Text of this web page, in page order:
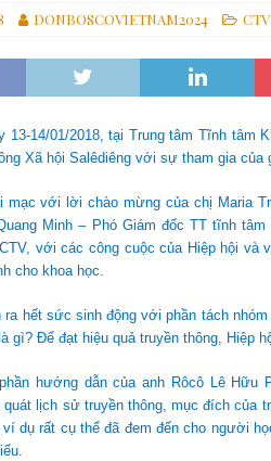
dựng một thế giới hài hòa hơn GIÁO HỘI
các linh mục tử đạo tại Monte Sole TIN
Gợi Ý Của Cha Bề Trên Cả Về Việc
DONBOSCOVIETNAM2024
13-14/01/2018, tại Trung tâm Tĩnh tâm
Xã hội Salêdiêng với sự tham gia
mạc với lời chào mừng của chị Maria
Minh – Phó Giám đốc TT tĩnh
với các công cuộc của Hiệp hội và
cho khoa học.
ra hết sức sinh động với phần tách
gì? Để đạt hiệu quả truyền thông, Hiệp
hướng dẫn của anh Rôcô Lê
quát lịch sử truyền thông, mục đích của
dụ rất cụ thể đã đem đến cho người